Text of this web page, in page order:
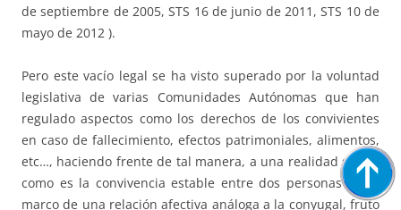
de septiembre de 2005, STS 16 de junio de 2011, STS 10 de
mayo de 2012 ).
Pero este vacío legal se ha visto superado por la voluntad
legislativa de varias Comunidades Autónomas que han
regulado aspectos como los derechos de los convivientes
en caso de fallecimiento, efectos patrimoniales, alimentos,
etc…, haciendo frente de tal manera, a una realidad social,
como es la convivencia estable entre dos personas en el
marco de una relación afectiva análoga a la conyugal, fruto